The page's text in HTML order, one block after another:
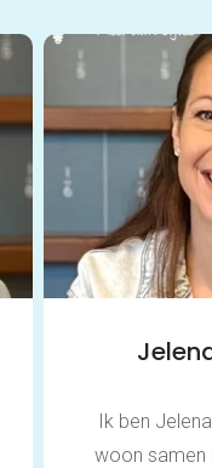
lezen
lezen
school
Ik ben
woon samen